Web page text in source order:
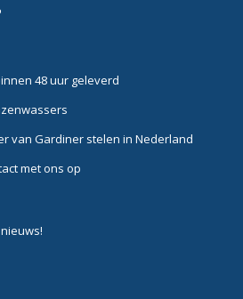
48 uur geleverd
van Gardiner stelen in Nederland
met ons op